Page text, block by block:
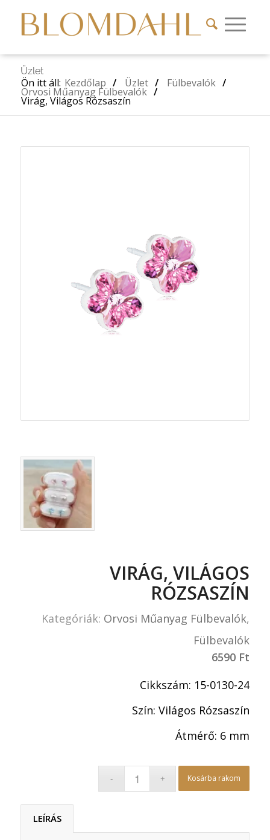
Üzlet
Ön itt áll: Kezdőlap / Üzlet / Fülbevalók /
Orvosi Műanyag Fülbevalók /
Virág, Világos Rózsaszín
VIRÁG, VILÁGOS
RÓZSASZÍN
Kategóriák: Orvosi Műanyag Fülbevalók,
Fülbevalók
6590 Ft
Cikkszám: 15-0130-24
Szín: Világos Rózsaszín
Átmérő: 6 mm
Kosárba rakom
LEÍRÁS